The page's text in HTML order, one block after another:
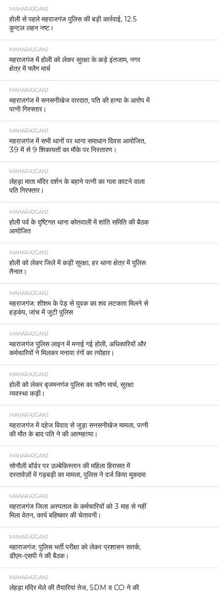
MAHARAJGANJ
होली से पहले महराजगंज पुलिस की बड़ी कार्रवाई, 12.5
कुन्टल लहन नष्ट।
MAHARAJGANJ
महराजगंज में होली को लेकर सुरक्षा के कड़े इंतजाम, नगर
क्षेत्र में फ्लैग मार्च
MAHARAJGANJ
महराजगंज में सनसनीखेज वारदात, पति की हत्या के आरोप में
पत्नी गिरफ्तार।
MAHARAJGANJ
महराजगंज में सभी थानों पर थाना समाधान दिवस आयोजित,
39 में से 9 शिकायतों का मौके पर निस्तारण।
MAHARAJGANJ
लेहड़ा माता मंदिर दर्शन के बहाने पत्नी का गला काटने वाला
पति गिरफ्तार।
MAHARAJGANJ
होली पर्व के दृष्टिगत थाना कोतवाली में शांति समिति की बैठक
आयोजित
MAHARAJGANJ
होली को लेकर जिले में कड़ी सुरक्षा, हर थाना क्षेत्र में पुलिस
तैनात।
MAHARAJGANJ
महराजगंज: शीशम के पेड़ से युवक का शव लटकता मिलने से
हड़कंप, जांच में जुटी पुलिस
MAHARAJGANJ
महराजगंज पुलिस लाइन में मनाई गई होली, अधिकारियों और
कर्मचारियों ने मिलकर मनाया रंगों का त्योहार।
MAHARAJGANJ
होली को लेकर बृजमनगंज पुलिस का फ्लैग मार्च, सुरक्षा
व्यवस्था कड़ी।
MAHARAJGANJ
महराजगंज में दहेज विवाद से जुड़ा सनसनीखेज मामला, पत्नी
की मौत के बाद पति ने की आत्महत्या।
MAHARAJGANJ
सोनौली बॉर्डर पर उज़्बेकिस्तान की महिला हिरासत में
दस्तावेज़ों में गड़बड़ी का मामला, पुलिस ने दर्ज किया मुकदमा
MAHARAJGANJ
महराजगंज जिला अस्पताल के कर्मचारियों को 3 माह से नहीं
मिला वेतन, कार्य बहिष्कार की चेतावनी।
MAHARAJGANJ
महाराजगंज: पुलिस भर्ती परीक्षा को लेकर प्रशासन सतर्क,
डीएम-एसपी ने की बैठक।
MAHARAJGANJ
लेहड़ा मंदिर मेले की तैयारियां तेज, SDM व CO ने की